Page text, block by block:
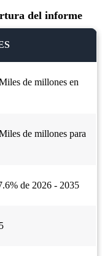
del informe
de millones en
de millones para
de 2026 - 2035